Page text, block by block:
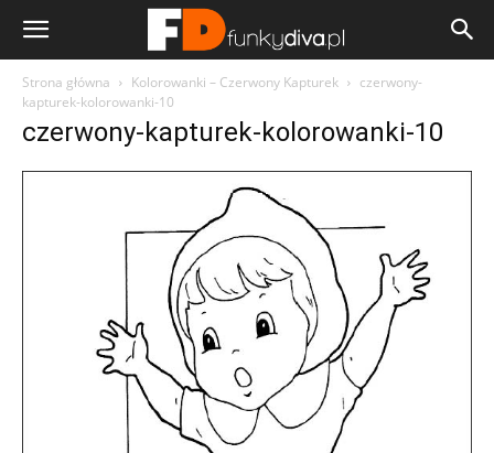
Strona główna Kolorowanki – Czerwony Kapturek
czerwony-
kapturek-kolorowanki-10
czerwony-kapturek-kolorowanki-10